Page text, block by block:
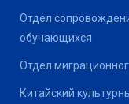
Отдел
обучающихся
Отдел
Китайский